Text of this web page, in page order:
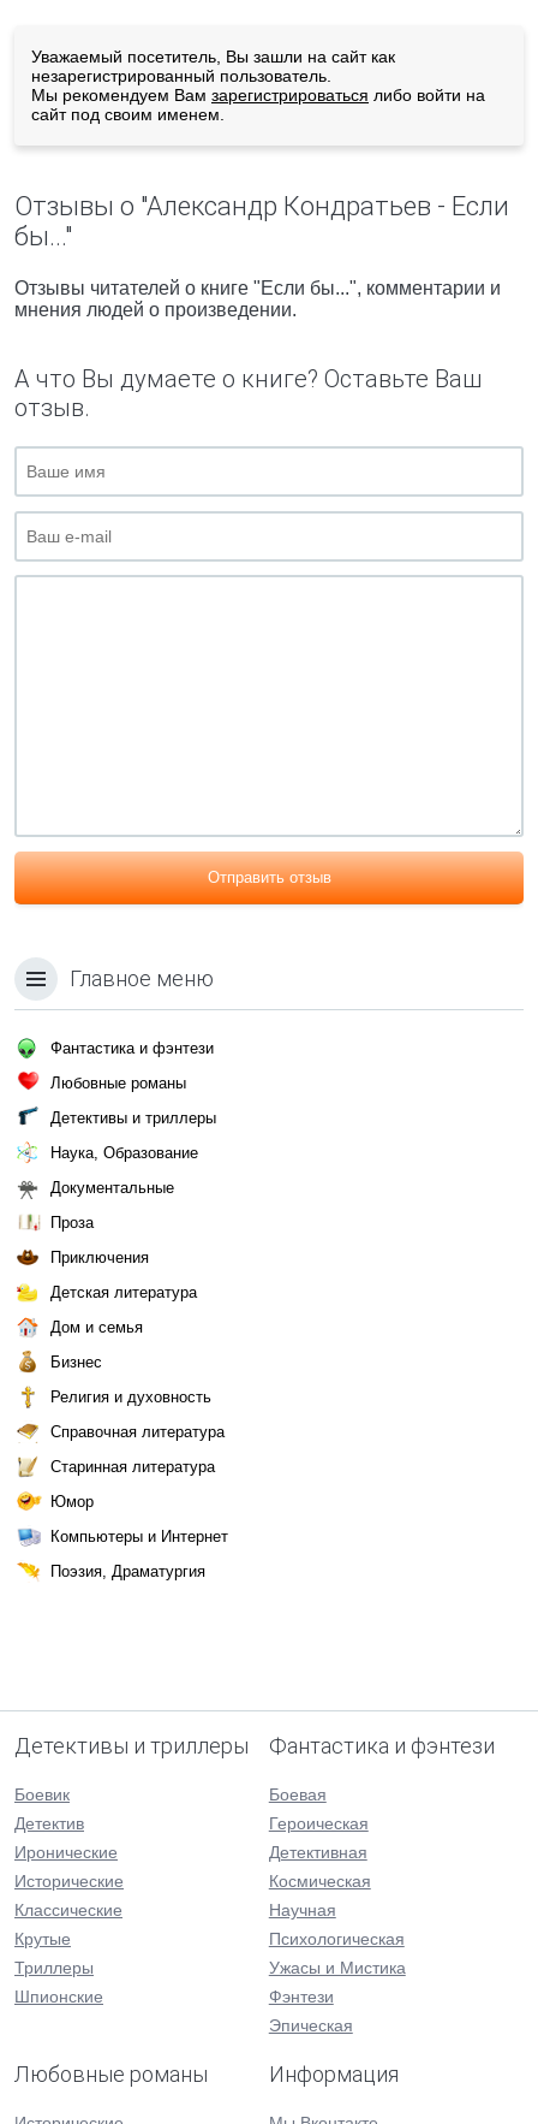
Уважаемый посетитель, Вы зашли на сайт как
незарегистрированный пользователь.
Мы рекомендуем Вам зарегистрироваться либо войти на
сайт под своим именем.
Отзывы о "Александр Кондратьев - Если
бы..."
Отзывы читателей о книге "Если бы...", комментарии и
мнения людей о произведении.
А что Вы думаете о книге? Оставьте Ваш
отзыв.
Отправить отзыв
Главное меню
Фантастика и фэнтези
Любовные романы
Детективы и триллеры
Наука, Образование
Документальные
Проза
Приключения
Детская литература
Дом и семья
Бизнес
Религия и духовность
Справочная литература
Старинная литература
Юмор
Компьютеры и Интернет
Поэзия, Драматургия
Детективы и триллеры
Боевик
Детектив
Иронические
Исторические
Классические
Крутые
Триллеры
Шпионские
Фантастика и фэнтези
Боевая
Героическая
Детективная
Космическая
Научная
Психологическая
Ужасы и Мистика
Фэнтези
Эпическая
Любовные романы Информация